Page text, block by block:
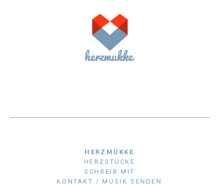
HERZMUKKE
HERZSTÜCKE
SCHREIB MIT
KONTAKT / MUSIK SENDEN